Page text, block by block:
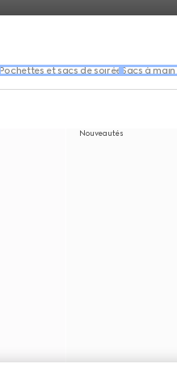
Pochettes et sacs de soirée Sacs à
Nouveautés